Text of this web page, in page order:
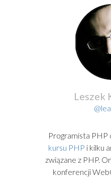
Leszek
Programista
kursu PHP i kilku
związane z PHP.
konferencji